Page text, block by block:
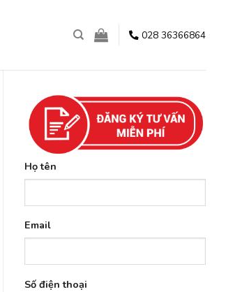
028 36366864
Họ tên
Email
Số điện thoại